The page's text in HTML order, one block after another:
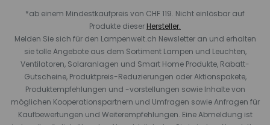
*ab einem Mindestkaufpreis von CHF 119. Nicht einlösbar auf
Produkte dieser Hersteller.
Melden Sie sich für den Lampenwelt.ch Newsletter an und erhalten
sie tolle Angebote aus dem Sortiment Lampen und Leuchten,
Ventilatoren, Solaranlagen und Smart Home Produkte, Rabatt-
Gutscheine, Produktpreis-Reduzierungen oder Aktionspakete,
Produktempfehlungen und -vorstellungen sowie Inhalte von
möglichen Kooperationspartnern und Umfragen sowie Anfragen für
Kaufbewertungen und Weiterempfehlungen. Eine Abmeldung ist